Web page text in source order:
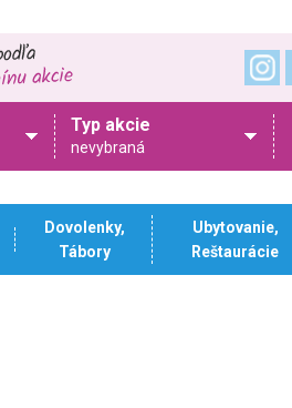
Typ akcie
nevybraná
Dovolenky,
Tábory
Ubytovanie,
Reštaurácie